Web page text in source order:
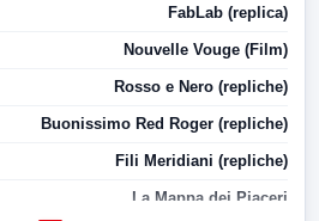
FabLab (replica)
Nouvelle Vouge (Film)
Rosso e Nero (repliche)
Buonissimo Red Roger (repliche)
Fili Meridiani (repliche)
La Mappa dei Piaceri